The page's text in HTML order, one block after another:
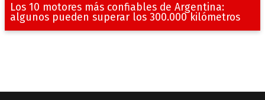
Los 10 motores más confiables de Argentina:
algunos pueden superar los 300.000 kilómetros